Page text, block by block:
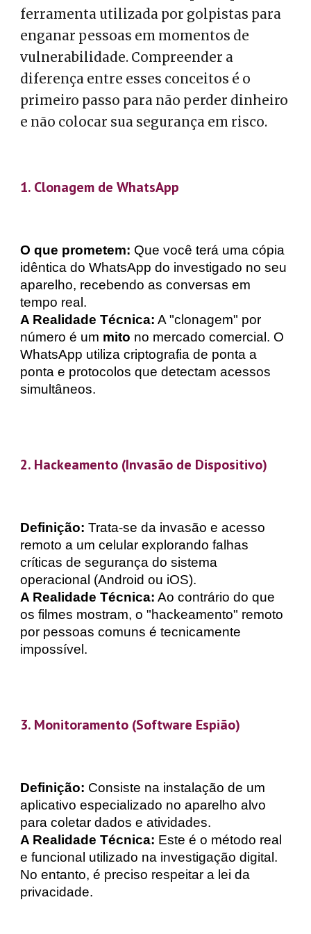
ferramenta utilizada por golpistas para
enganar pessoas em momentos de
vulnerabilidade. Compreender a
diferença entre esses conceitos é o
primeiro passo para não perder dinheiro
e não colocar sua segurança em risco.
1. Clonagem de WhatsApp
O que prometem: Que você terá uma cópia
idêntica do WhatsApp do investigado no seu
aparelho, recebendo as conversas em
tempo real.
A Realidade Técnica: A "clonagem" por
número é um mito no mercado comercial. O
WhatsApp utiliza criptografia de ponta a
ponta e protocolos que detectam acessos
simultâneos.
2. Hackeamento (Invasão de Dispositivo)
Definição: Trata-se da invasão e acesso
remoto a um celular explorando falhas
críticas de segurança do sistema
operacional (Android ou iOS).
A Realidade Técnica: Ao contrário do que
os filmes mostram, o "hackeamento" remoto
por pessoas comuns é tecnicamente
impossível.
3. Monitoramento (Software Espião)
Definição: Consiste na instalação de um
aplicativo especializado no aparelho alvo
para coletar dados e atividades.
A Realidade Técnica: Este é o método real
e funcional utilizado na investigação digital.
No entanto, é preciso respeitar a lei da
privacidade.